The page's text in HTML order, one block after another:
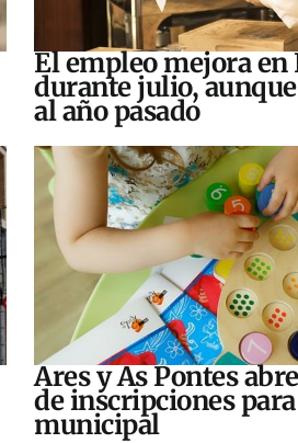
El empleo mejora
durante julio,
al año pasado
Ares y As Pontes
de inscripciones
municipal